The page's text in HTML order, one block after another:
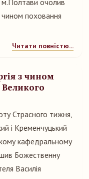
очолив
поховання
Читати повністю...
з чином
Великого
Страсного тижня,
і Кременчуцький
кафедральному
Божественну
Василія